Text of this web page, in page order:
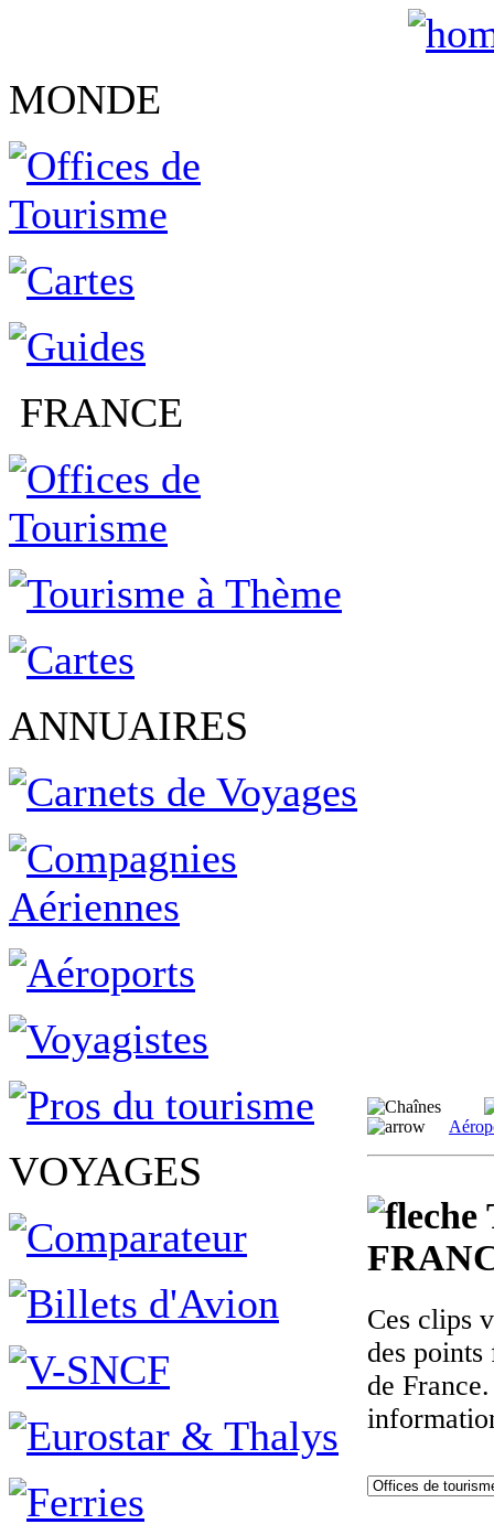
MONDE
FRANCE
ANNUAIRES
VOYAGES
Ces clips
des
de